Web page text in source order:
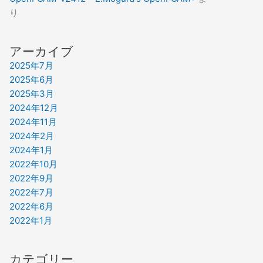
り
アーカイブ
2025年7月
2025年6月
2025年3月
2024年12月
2024年11月
2024年2月
2024年1月
2022年10月
2022年9月
2022年7月
2022年6月
2022年1月
カテゴリー